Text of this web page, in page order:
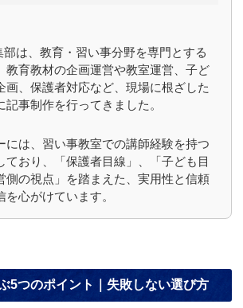
部は、教育・習い事分野を専門とする
教育教材の企画運営や教室運営、子ど
画、保護者対応など、現場に根ざした
事制作を行ってきました。
には、習い事教室での講師経験を持つ
ており、「保護者目線」、「子ども目
側の視点」を踏まえた、実用性と信頼
心がけています。
5つのポイント｜失敗しない選び方